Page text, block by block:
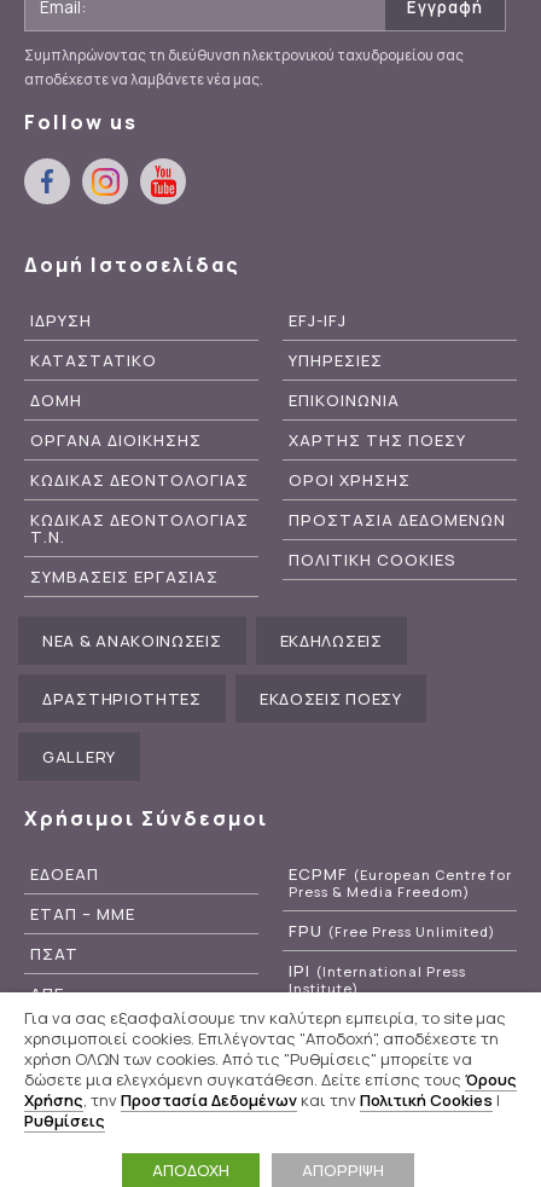
Συμπληρώνοντας τη διεύθυνση ηλεκτρονικού ταχυδρομείου σας
αποδέχεστε να λαμβάνετε νέα μας.
Follow us
Δομή Ιστοσελίδας
ΙΔΡΥΣΗ
ΚΑΤΑΣΤΑΤΙΚΟ
ΔΟΜΗ
ΟΡΓΑΝΑ ΔΙΟΙΚΗΣΗΣ
ΚΩΔΙΚΑΣ ΔΕΟΝΤΟΛΟΓΙΑΣ
ΚΩΔΙΚΑΣ ΔΕΟΝΤΟΛΟΓΙΑΣ
Τ.Ν.
ΣΥΜΒΑΣΕΙΣ ΕΡΓΑΣΙΑΣ
EFJ-IFJ
ΥΠΗΡΕΣΙΕΣ
ΕΠΙΚΟΙΝΩΝΙΑ
ΧΑΡΤΗΣ ΤΗΣ ΠΟΕΣΥ
ΟΡΟΙ ΧΡΗΣΗΣ
ΠΡΟΣΤΑΣΙΑ ΔΕΔΟΜΕΝΩΝ
ΠΟΛΙΤΙΚΗ COOKIES
ΝΕΑ & ΑΝΑΚΟΙΝΩΣΕΙΣ ΕΚΔΗΛΩΣΕΙΣ
ΔΡΑΣΤΗΡΙΟΤΗΤΕΣ ΕΚΔΟΣΕΙΣ ΠΟΕΣΥ
GALLERY
Χρήσιμοι Σύνδεσμοι
ΕΔΟΕΑΠ
ΕΤΑΠ – ΜΜΕ
ΠΣΑΤ
ΑΠΕ
ΕΡΤ
ECPMF (European Centre for
Press & Media Freedom)
FPU (Free Press Unlimited)
IPI (International Press
Institute)
RSF(Reporters Without
Borders)
Powered by
WebOlution
Για να σας εξασφαλίσουμε την καλύτερη εμπειρία, το site μας
χρησιμοποιεί cookies. Επιλέγοντας "Αποδοχή", αποδέχεστε τη
χρήση ΟΛΩΝ των cookies. Από τις "Ρυθμίσεις" μπορείτε να
δώσετε μια ελεγχόμενη συγκατάθεση. Δείτε επίσης τους Όρους
Χρήσης, τηνΠροστασία Δεδομένων και τηνΠολιτική Cookies |
Ρυθμίσεις
ΑΠΟΔΟΧΗ ΑΠΟΡΡΙΨΗ